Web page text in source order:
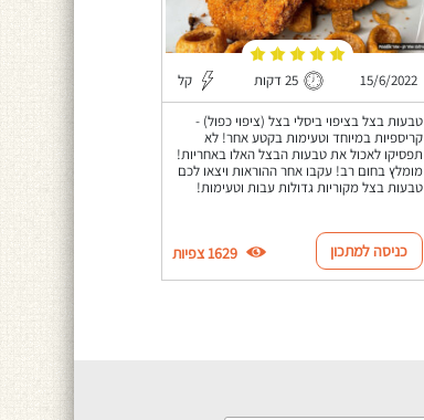
15/6/2022 25 דקות קל
טבעות בצל בציפוי ביסלי בצל (ציפוי כפול) -
קריספיות במיוחד וטעימות בקטע אחר! לא
תפסיקו לאכול את טבעות הבצל האלו באחריות!
מומלץ בחום רב! עקבו אחר ההוראות ויצאו לכם
טבעות בצל מקוריות גדולות עבות וטעימות!
כניסה למתכון 1629 צפיות